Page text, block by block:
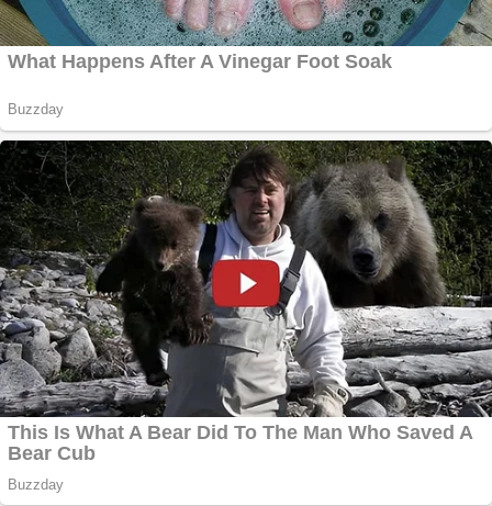
la Gherla, polițist
acuzat de abuz în
serviciu
Covid-19: 755 de
cazuri noi în
România
Răcitor de apă
CW5000 pentru
freze cu laser fără
metale